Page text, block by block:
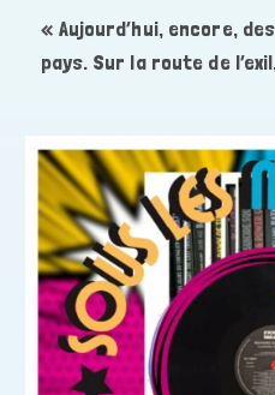
« Aujourd’hui, encore,
pays. Sur la route de